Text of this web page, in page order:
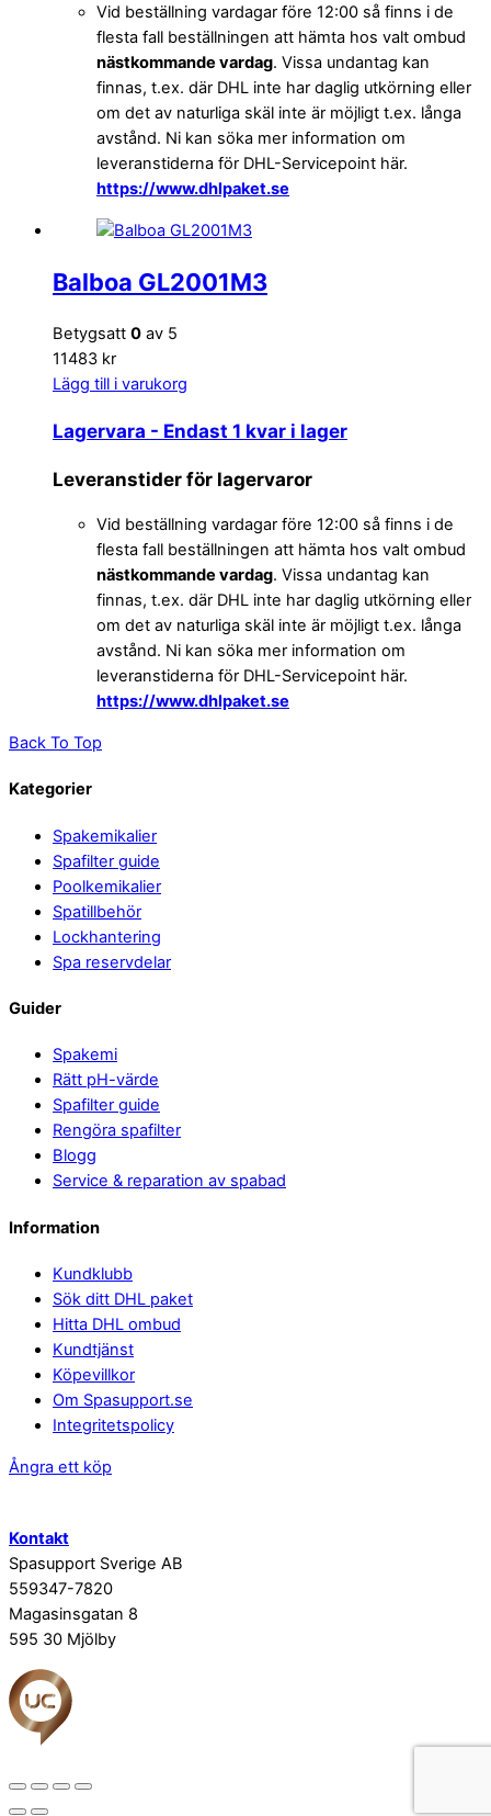
Vid beställning vardagar före 12:00 så finns i de
flesta fall beställningen att hämta hos valt ombud
nästkommande vardag. Vissa undantag kan
finnas, t.ex. där DHL inte har daglig utkörning eller
om det av naturliga skäl inte är möjligt t.ex. långa
avstånd. Ni kan söka mer information om
leveranstiderna för DHL-Servicepoint här.
https://www.dhlpaket.se
Balboa GL2001M3
Betygsatt 0 av 5
11483 kr
Lägg till i varukorg
Lagervara - Endast 1 kvar i lager
Leveranstider för lagervaror
Vid beställning vardagar före 12:00 så finns i de
flesta fall beställningen att hämta hos valt ombud
nästkommande vardag. Vissa undantag kan
finnas, t.ex. där DHL inte har daglig utkörning eller
om det av naturliga skäl inte är möjligt t.ex. långa
avstånd. Ni kan söka mer information om
leveranstiderna för DHL-Servicepoint här.
https://www.dhlpaket.se
Back To Top
Kategorier
Spakemikalier
Spafilter guide
Poolkemikalier
Spatillbehör
Lockhantering
Spa reservdelar
Guider
Spakemi
Rätt pH-värde
Spafilter guide
Rengöra spafilter
Blogg
Service & reparation av spabad
Information
Kundklubb
Sök ditt DHL paket
Hitta DHL ombud
Kundtjänst
Köpevillkor
Om Spasupport.se
Integritetspolicy
Ångra ett köp
Kontakt
Spasupport Sverige AB
559347-7820
Magasinsgatan 8
595 30 Mjölby